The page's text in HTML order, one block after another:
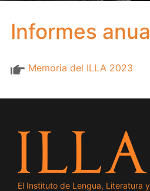
Informes
Memoria del ILLA 2023
El Instituto de Lengua, Literatura